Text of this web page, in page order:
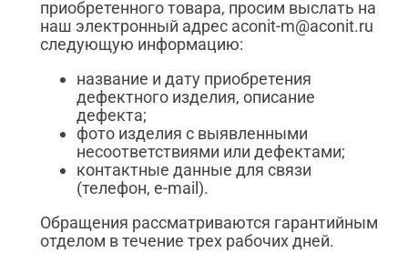
приобретенного товара, просим выслать на
наш электронный адрес aconit-m@aconit.ru
следующую информацию:
название и дату приобретения
дефектного изделия, описание
дефекта;
фото изделия с выявленными
несоответствиями или дефектами;
контактные данные для связи
(телефон, e-mail).
Обращения рассматриваются гарантийным
отделом в течение трех рабочих дней.